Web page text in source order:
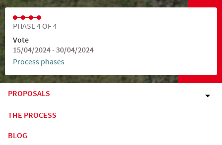
PHASE 4 OF 4
Vote
15/04/2024 - 30/04/2024
Process phases
PROPOSALS
THE PROCESS
BLOG